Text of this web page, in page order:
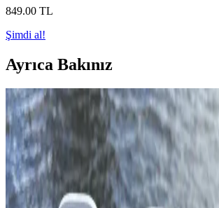
849.00 TL
Şimdi al!
Ayrıca Bakınız
TPA3110 Tabanlı Bluetooth Ses
Tasarımı ve İyileştirme Yöntemleri
TPA3110 entegresiyle tasarlanan Bluetooth
topraklama izolasyonu ve ısı yönetimi kritik rol
yapılar hızlı prototip için uygunken özel PCB
dayanıklılığı artırır.